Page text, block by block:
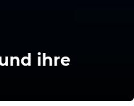
ihre